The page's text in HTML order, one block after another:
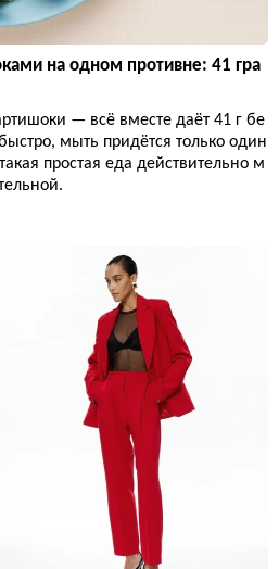
на одном противне: 41 гра
— всё вместе даёт 41 г бе
мыть придётся только один
простая еда действительно м